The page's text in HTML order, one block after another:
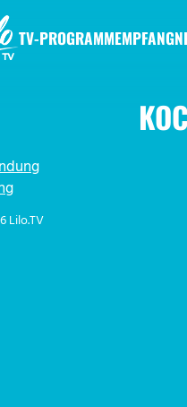
TV-PROGRAMMEMPFANG
Lilo.TV